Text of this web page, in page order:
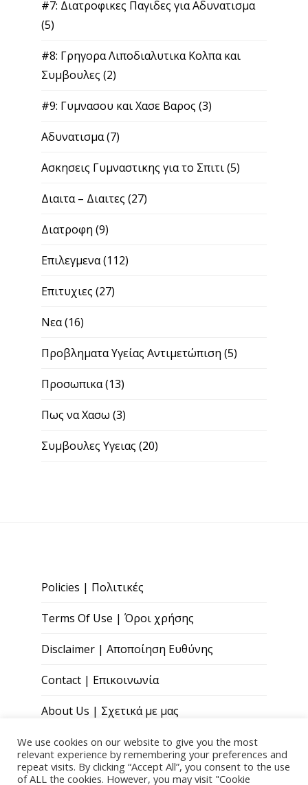
#7: Διατροφικες Παγιδες για Αδυνατισμα
(5)
#8: Γρηγορα Λιποδιαλυτικα Κολπα και
Συμβουλες (2)
#9: Γυμνασου και Χασε Βαρος (3)
Αδυνατισμα(7)
Ασκησεις Γυμναστικης για το Σπιτι(5)
Διαιτα – Διαιτες (27)
Διατροφη (9)
Επιλεγμενα(112)
Επιτυχιες (27)
Νεα(16)
Προβληματα Υγείας Αντιμετώπιση (5)
Προσωπικα(13)
Πως να Χασω (3)
Συμβουλες Υγειας (20)
Policies | Πολιτικές
Terms Of Use | Όροι χρήσης
Disclaimer | Αποποίηση Ευθύνης
Contact | Επικοινωνία
About Us | Σχετικά με μας
We use cookies on our website to give you the most
relevant experience by remembering your preferences and
repeat visits. By clicking “Accept All”, you consent to the use
of ALL the cookies. However, you may visit "Cookie